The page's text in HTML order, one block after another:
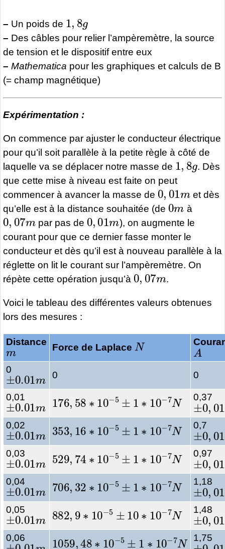
– Un poids de
1 8
– Des câbles pour relier l’ampèremètre, la source
de tension et le dispositif entre eux
– Mathematica pour les graphiques et calculs de B
(= champ magnétique)
Expérimentation :
On commence par ajuster le conducteur électrique
pour qu’il soit parallèle à la petite règle à côté de
laquelle va se déplacer notre masse de
1,8g
. Dès
que cette mise à niveau est faite on peut
commencer à avancer la masse de
0,01
et dès
qu’elle est à la distance souhaitée (de
0m
à
0,07m
par pas de
0,01m
), on augmente le
courant pour que ce dernier fasse monter le
conducteur et dès qu’il est à nouveau parallèle à la
réglette on lit le courant sur l’ampèremètre. On
répète cette opération jusqu’à
0,07m
.
Voici le tableau des différentes valeurs obtenues
lors des mesures :
Distance
m Force de Laplace
N A
0
± 0.01 0 0
0,01
±0.01 176 58 10−5 ± 1 10−7N 0,37
±0,01
0,02
±0.01 353 16 10−5 ± 1 10−7N 0,7
±0, 01
0,03
±0.01 529 74 10−5 ± 1 10−7N 0,97
±0,01
0,04
±0.01 706 32 10−5 ± 1 10−7N 1,18
±0,01
0,05
±0.01 882 9 10−5 ± 10∗ 10−7N 1,48
±0,01
0,06
±0.01 1059 48 ∗10−5 ± 1 10−7N 1,75
±0,01